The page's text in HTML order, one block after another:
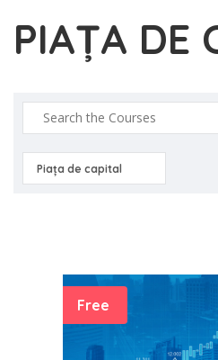
PIAȚA DE
Piața de capital
Free